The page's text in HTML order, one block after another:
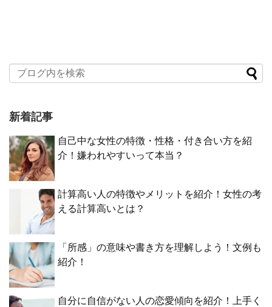
新着記事
自己中な女性の特徴・性格・付き合い方を紹
介！嫌われやすいって本当？
計算高い人の特徴やメリットを紹介！女性の考
える計算高いとは？
「所感」の意味や書き方を理解しよう！文例も
紹介！
自分に自信がない人の恋愛傾向を紹介！上手く